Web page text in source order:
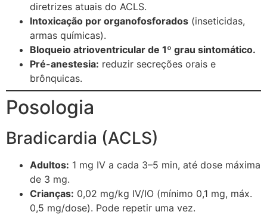
diretrizes atuais do ACLS.
Intoxicação por organofosforados (inseticidas,
armas químicas).
Bloqueio atrioventricular de 1º grau sintomático.
Pré-anestesia: reduzir secreções orais e
brônquicas.
Posologia
Bradicardia (ACLS)
Adultos: 1 mg IV a cada 3–5 min, até dose máxima
de 3 mg.
Crianças: 0,02 mg/kg IV/IO (mínimo 0,1 mg, máx.
0,5 mg/dose). Pode repetir uma vez.